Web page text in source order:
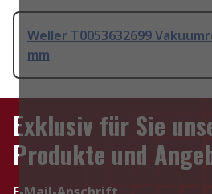
Weller T0053632699
mm
Exklusiv für Sie
Produkte und